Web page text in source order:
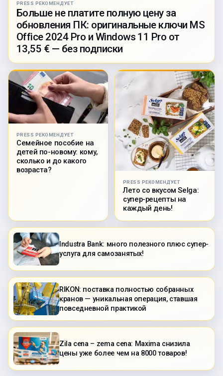
PRESS РЕКОМЕНДУЕТ
Больше не платите полную цену за
обновления ПК: оригинальные ключи MS
Office 2024 Pro и Windows 11 Pro от
13,55 € — без подписки
PRESS РЕКОМЕНДУЕТ
Семейное пособие на
детей по-новому: кому,
сколько и до какого
возраста?
PRESS РЕКОМЕНДУЕТ
Лето со вкусом Selga:
супер-рецепты на
каждый день!
Industra Bank: много полезного плюс супер-
услуга для самозанятых!
RIKON: поставка полностью собранных
кранов — уникальная операция, ставшая
повседневной практикой
Zila cena – zema cena: Maxima снизила
цены уже более чем на 8000 товаров!